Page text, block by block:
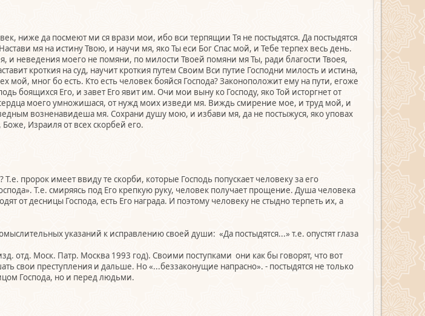
ниже да посмеют ми ся врази мои, ибо вси терпящии Тя не постыдятся. Да постыдятся
мя на истину Твою, и научи мя, яко Ты еси Бог Спас мой, и Тебе терпех весь день.
и неведения моего не помяни, по милости Твоей помяни мя Ты, ради благости Твоея,
кроткия на суд, научит кроткия путем Своим Вси путие Господни милость и истина,
мног бо есть. Кто есть человек бояйся Господа? Законоположит ему на пути, егоже
боящихся Его, и завет Его явит им. Очи мои выну ко Господу, яко Той исторгнет от
моего умножишася, от нужд моих изведи мя. Виждь смирение мое, и труд мой, и
возненавидеша мя. Сохрани душу мою, и избави мя, да не постыжуся, яко уповах
Израиля от всех скорбей его.
пророк имеет ввиду те скорби, которые Господь попускает человеку за его
Т.е. смиряясь под Его крепкую руку, человек получает прощение. Душа человека
от десницы Господа, есть Его награда. И поэтому человеку не стыдно терпеть их, а
указаний к исправлению своей души: «Да постыдятся...» т.е. опустят глаза
отд. Моск. Патр. Москва 1993 год). Своими поступками они как бы говорят, что вот
свои преступления и дальше. Но «...беззаконущие напрасно». - постыдятся не только
Господа, но и перед людьми.